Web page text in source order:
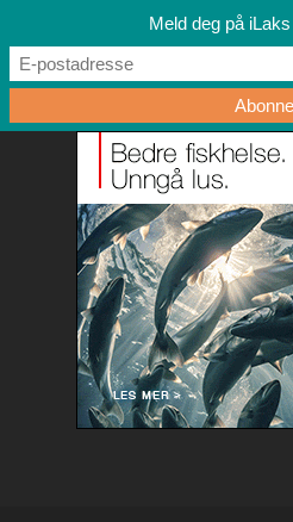
Meld deg på